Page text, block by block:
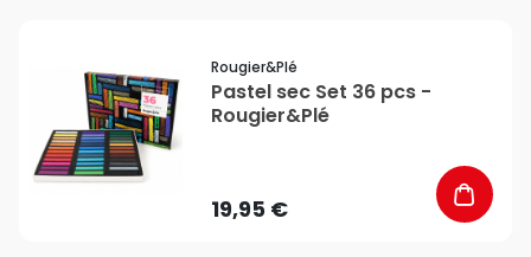
Rougier&plé
Pastel sec Set 36 pcs -
Rougier&Plé
19,95 €